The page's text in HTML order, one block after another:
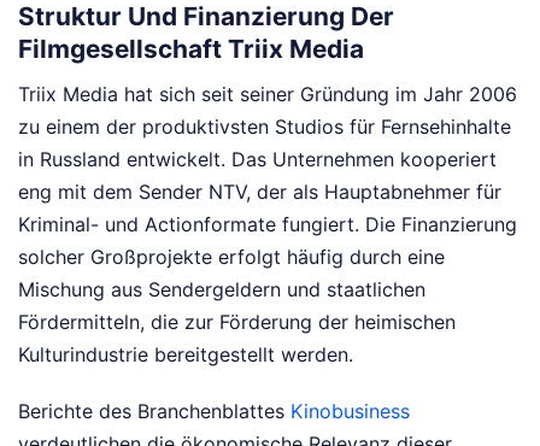
Struktur Und Finanzierung Der
Filmgesellschaft Triix Media
Triix Media hat sich seit seiner Gründung im Jahr 2006
zu einem der produktivsten Studios für Fernsehinhalte
in Russland entwickelt. Das Unternehmen kooperiert
eng mit dem Sender NTV, der als Hauptabnehmer für
Kriminal- und Actionformate fungiert. Die Finanzierung
solcher Großprojekte erfolgt häufig durch eine
Mischung aus Sendergeldern und staatlichen
Fördermitteln, die zur Förderung der heimischen
Kulturindustrie bereitgestellt werden.
Berichte des Branchenblattes Kinobusiness